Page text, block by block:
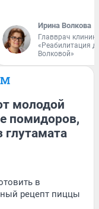
Ирина Волкова
Главврач
«Реабилитация
Волковой»
молодой
помидоров,
глутамата
в
рецепт пиццы